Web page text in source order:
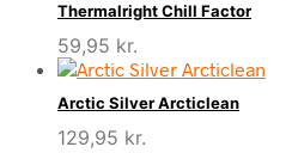
Thermalright Chill Factor
59,95 kr.
Arctic Silver Arcticlean
129,95 kr.